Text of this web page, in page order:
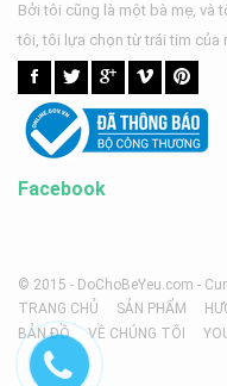
Bởi tôi cũng là một bà mẹ, và
tôi, tôi lựa chọn từ trái tim của
Facebook
© 2015 - DoChoBeYeu.com -
TRANG CHỦ
SẢN PHẨM
BẢN ĐỒ
VỀ CHÚNG TÔI